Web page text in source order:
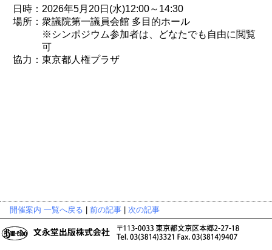
日時：2026年5月20日(水)12:00～14:30
場所：衆議院第一議員会館 多目的ホール
※シンポジウム参加者は、どなたでも自由に閲覧
可
協力：東京都人権プラザ
開催案内 一覧へ戻る 前の記事 次の記事